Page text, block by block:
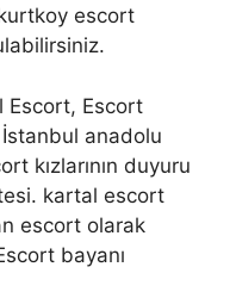
escort
Escort, Escort
anadolu
kızlarının duyuru
kartal escort
escort olarak
bayanı